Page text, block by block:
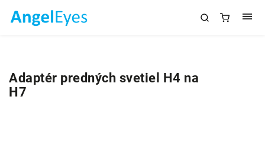
Adaptér predných svetiel H4 na
H7